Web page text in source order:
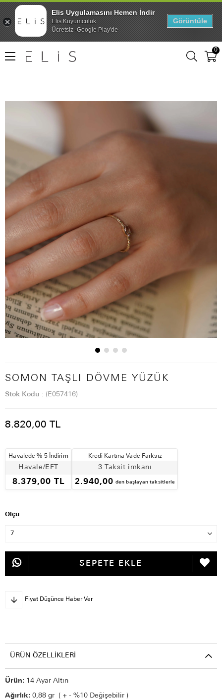
0
SOMON TAŞLI DÖVME YÜZÜK
Stok Kodu (E057416)
8.820,00 TL
Havalede % 5 İndirim
Havale/EFT
8.379,00 TL
Kredi Kartına Vade Farksız
3 Taksit imkanı
2.940,00 den başlayan taksitlerle
Ölçü
Fiyat Düşünce Haber Ver
ÜRÜN ÖZELLIKLERI
Ürün: 14 Ayar Altın
Ağırlık: 0,88 gr ( + - %10 Değişebilir )
Elis Uygulamasını Hemen İndir
Elis Kuyumculuk
Ücretsiz -Google Play'de
Görüntüle